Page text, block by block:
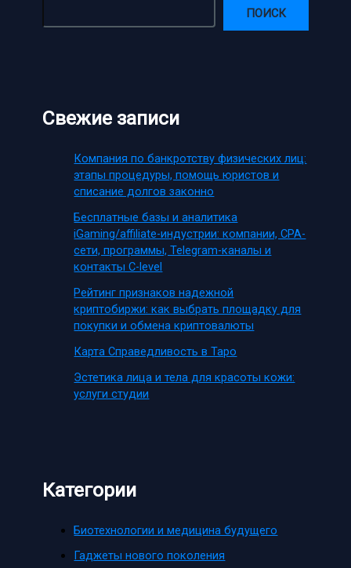
ПОИСК
Свежие записи
Компания по банкротству физических лиц:
этапы процедуры, помощь юристов и
списание долгов законно
Бесплатные базы и аналитика
iGaming/affiliate-индустрии: компании, CPA-
сети, программы, Telegram-каналы и
контакты C-level
Рейтинг признаков надежной
криптобиржи: как выбрать площадку для
покупки и обмена криптовалюты
Карта Справедливость в Таро
Эстетика лица и тела для красоты кожи:
услуги студии
Категории
Биотехнологии и медицина будущего
Гаджеты нового поколения